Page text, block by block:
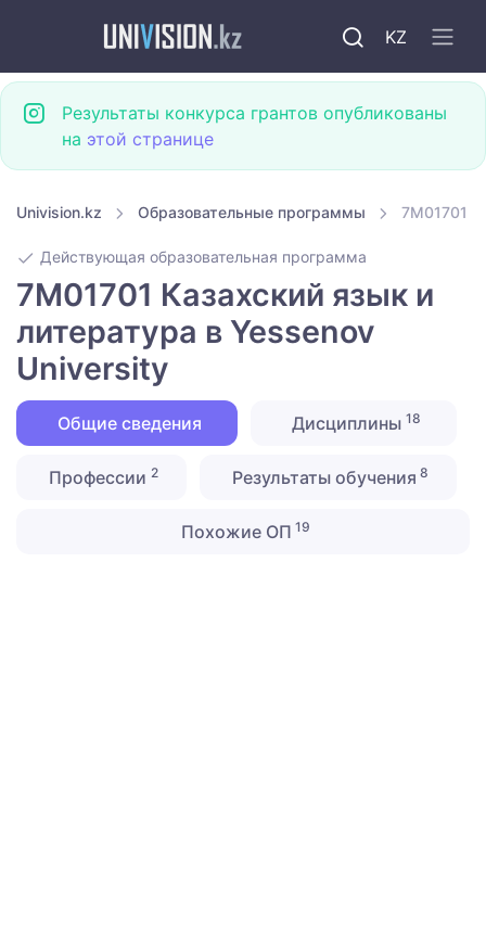
KZ
Результаты конкурса грантов опубликованы
на этой странице
Univision.kz Образовательные программы 7M01701
Действующая образовательная программа
7M01701 Казахский язык и
литература в Yessenov
University
Общие сведения Дисциплины 18
Профессии 2 Результаты обучения 8
Похожие ОП 19